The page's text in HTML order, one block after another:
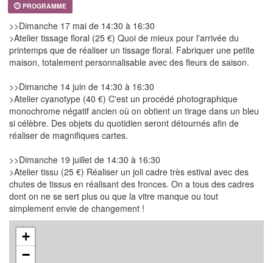
PROGRAMME
>>Dimanche 17 mai de 14:30 à 16:30
>Atelier tissage floral (25 €) Quoi de mieux pour l'arrivée du
printemps que de réaliser un tissage floral. Fabriquer une petite
maison, totalement personnalisable avec des fleurs de saison.
>>Dimanche 14 juin de 14:30 à 16:30
>Atelier cyanotype (40 €) C'est un procédé photographique
monochrome négatif ancien où on obtient un tirage dans un bleu
si célèbre. Des objets du quotidien seront détournés afin de
réaliser de magnifiques cartes.
>>Dimanche 19 juillet de 14:30 à 16:30
>Atelier tissu (25 €) Réaliser un joli cadre très estival avec des
chutes de tissus en réalisant des fronces. On a tous des cadres
dont on ne se sert plus ou que la vitre manque ou tout
simplement envie de changement !
+
−